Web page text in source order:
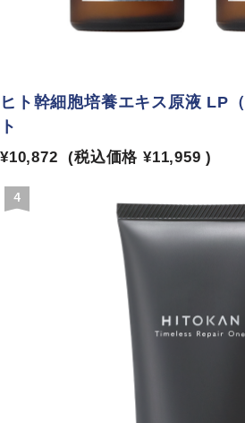
ヒト幹細胞培養エキス原液 LP
ト
¥10,872 (税込価格 ¥11,959 )
4